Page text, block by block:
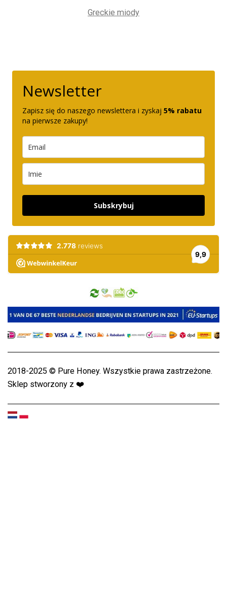
Greckie miody
Newsletter
Zapisz się do naszego newslettera i zyskaj 5% rabatu
na pierwsze zakupy!
Subskrybuj
2018-2025 © Pure Honey. Wszystkie prawa zastrzeżone.
Sklep stworzony z ❤️